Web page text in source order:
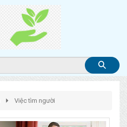
Việc tìm người